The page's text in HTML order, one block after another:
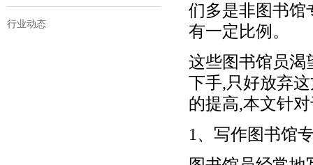
行业动态
们多是非图书馆
有一定比例。
这些图书馆员渴
下手,只好放弃
的提高,本文针
1、写作图书馆